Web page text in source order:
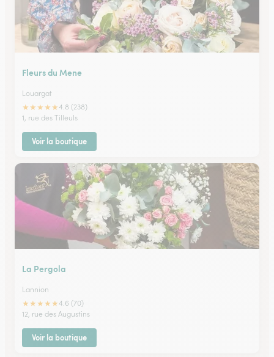
Fleurs du Mene
Louargat
★★★★★4.8 (238)
1, rue des Tilleuls
Voir la boutique
La Pergola
Lannion
★★★★★4.6 (70)
12, rue des Augustins
Voir la boutique